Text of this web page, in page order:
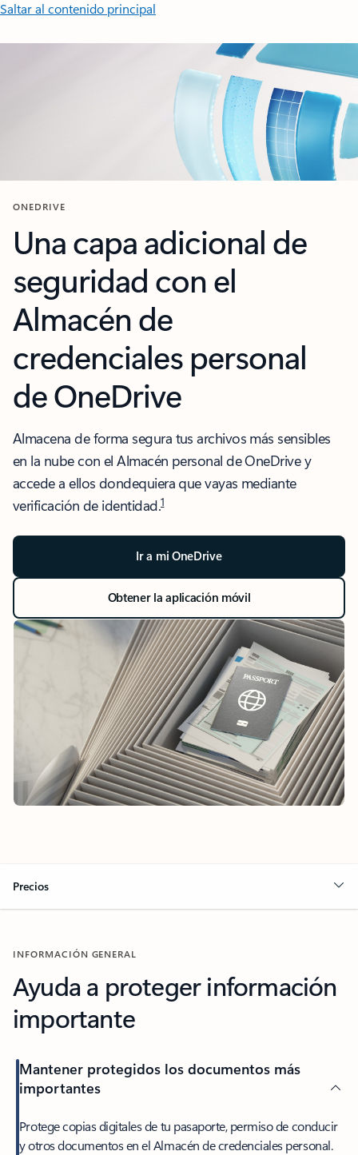
Saltar al contenido principal
ONEDRIVE
Una capa adicional de
seguridad con el
Almacén de
credenciales personal
de OneDrive
Almacena de forma segura tus archivos más sensibles
en la nube con el Almacén personal de OneDrive y
accede a ellos dondequiera que vayas mediante
verificación de identidad.1
Ir a mi OneDrive
Obtener la aplicación móvil
Precios
INFORMACIÓN GENERAL
Ayuda a proteger información
importante
Mantener protegidos los documentos más
importantes
Protege copias digitales de tu pasaporte, permiso de conducir
y otros documentos en el Almacén de credenciales personal.